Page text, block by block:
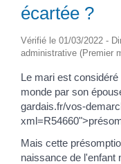
écartée ?
Vérifié le 01/03/2022 -
administrative (Premier
Le mari est
monde par son
gardais.fr/vos-
Mais cette
naissance de l'enfant